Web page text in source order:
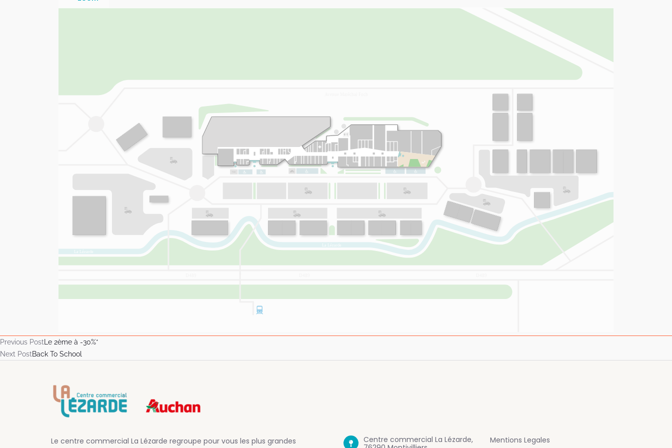
Previous PostLe 2ème à -30%*
Next PostBack To School
Le centre commercial La Lézarde regroupe pour vous les plus grandes
Centre commercial La Lézarde,
Mentions Legales